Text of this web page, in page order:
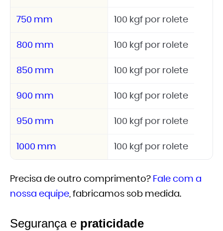
750 mm 100 kgf por rolete
800 mm 100 kgf por rolete
850 mm 100 kgf por rolete
900 mm 100 kgf por rolete
950 mm 100 kgf por rolete
1000 mm 100 kgf por rolete
Precisa de outro comprimento? Fale com a
nossa equipe, fabricamos sob medida.
Segurança e praticidade